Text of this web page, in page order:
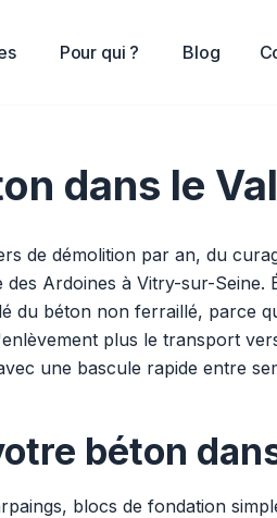
Pour qui ? Blog
dans le
de démolition par an, du
Ardoines à Vitry-sur-Seine.
du béton non ferraillé, parce
plus le transport
une bascule rapide entre
béton
blocs de fondation